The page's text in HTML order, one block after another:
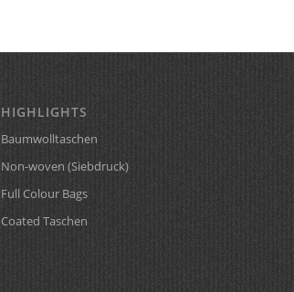
HIGHLIGHTS
Baumwolltaschen
Non-woven (Siebdruck)
Full Colour Bags
Coated Taschen